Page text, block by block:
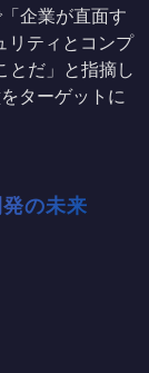
企業が直面す
リティとコンプ
とだ」と指摘し
ターゲットに
の未来